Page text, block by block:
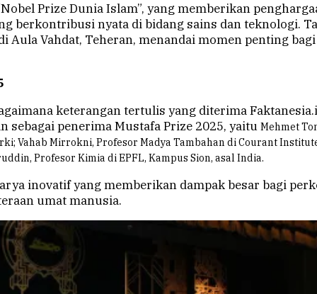
Prize Dunia Islam”, yang memberikan
berkontribusi nyata di bidang sains dan teknologi.
Aula Vahdat, Teheran, menandai momen penting
keterangan tertulis yang diterima
sebagai penerima Mustafa Prize 2025, yaitu Mehmet
Vahab Mirrokni, Profesor Madya Tambahan di Courant
Profesor Kimia di EPFL, Kampus Sion, asal India.
inovatif yang memberikan dampak besar bagi
umat manusia.